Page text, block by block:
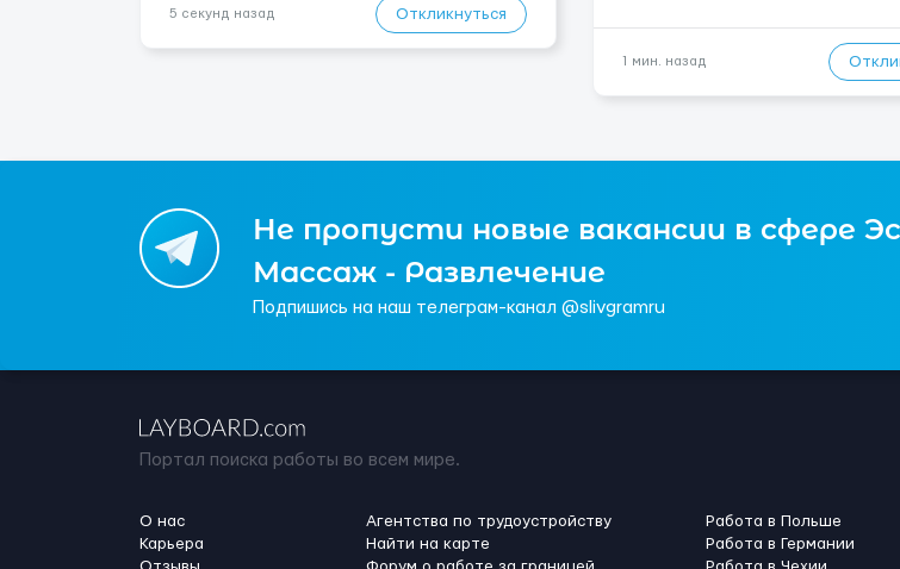
других поручений заведующего складом. ✅
5 секунд назад Откликнуться
заработную плату для
1 мин. назад
Не пропусти новые вакансии в сфере
Массаж - Развлечение
Подпишись на наш телеграм-канал @slivgramru
Портал поиска работы во всем мире.
О нас
Карьера
Агентства по трудоустройству
Найти на карте
Работа в Польше
Работа в Германии